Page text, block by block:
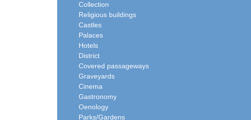
Collection
Religious buildings
Castles
Palaces
Hotels
District
Covered passageways
Graveyards
Cinema
Gastronomy
Oenology
Parks/Gardens